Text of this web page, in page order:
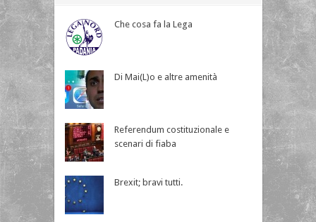
Che cosa fa la Lega
Di Mai(L)o e altre amenità
Referendum costituzionale e
scenari di fiaba
Brexit; bravi tutti.